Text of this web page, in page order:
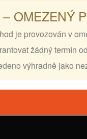
OMEZENÝ
je provozován v
žádný termín
výhradně jako